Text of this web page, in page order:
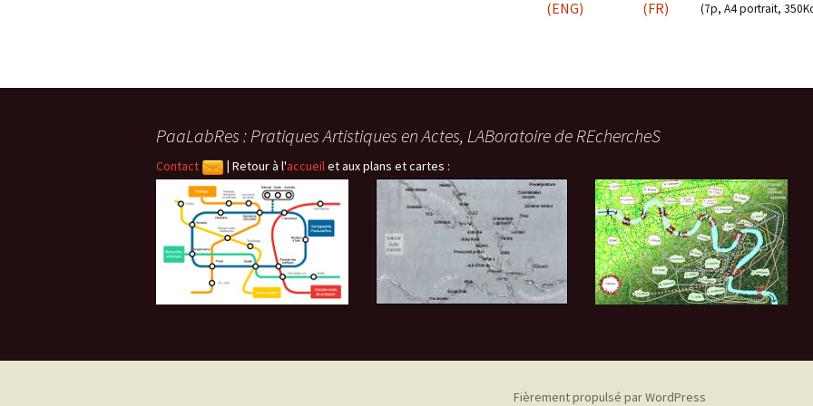
(ENG) (FR) (7p, A4 portrait,
PaaLabRes : Pratiques Artistiques en Actes, LABoratoire de REchercheS
Contact | Retour à l'accueilet aux plans et cartes :
Fièrement propulsé par WordPress